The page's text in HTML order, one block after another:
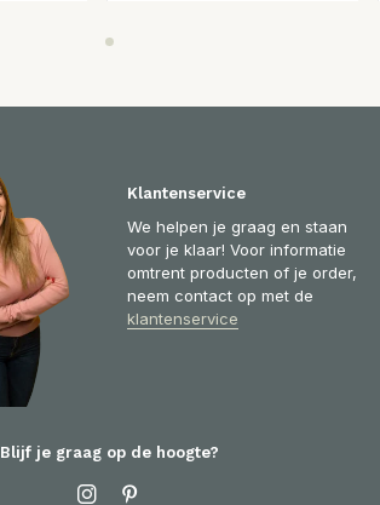
Klantenservice
We helpen je graag en staan
voor je klaar! Voor informatie
omtrent producten of je order,
neem contact op met de
klantenservice
Blijf je graag op de hoogte?